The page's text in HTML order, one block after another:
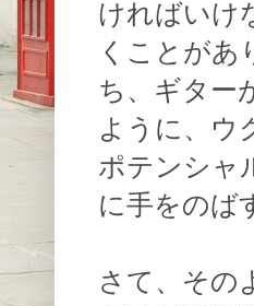
ければいけ
くことがあ
ち、ギター
ように、ウ
ポテンシャ
に手をのば
さて、その